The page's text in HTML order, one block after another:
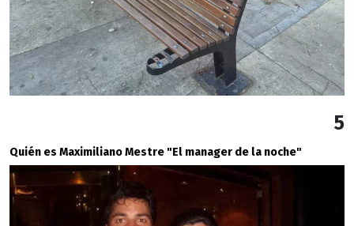
5
Quién es Maximiliano Mestre "El manager de la noche"